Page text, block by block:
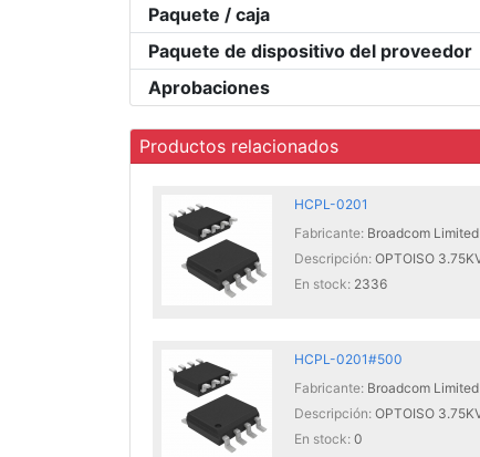
Paquete / caja
Paquete de dispositivo del proveedor
Aprobaciones
Productos relacionados
HCPL-0201
Fabricante: Broadcom Limited
Descripción: OPTOISO
En stock: 2336
HCPL-0201#500
Fabricante: Broadcom Limited
Descripción: OPTOISO
En stock: 0